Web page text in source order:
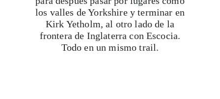
los valles de Yorkshire y terminar en
Kirk Yetholm, al otro lado de la
frontera de Inglaterra con Escocia.
Todo en un mismo trail.